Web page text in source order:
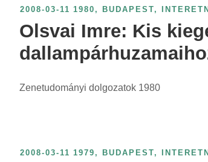
n
2008-03-11 1980 , BUDAPEST,
Olsvai Imre: Kis
Zenetudományi dolgozatok 1980
2008-03-11 1979 , BUDAPEST,